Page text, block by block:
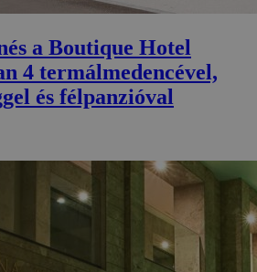
a Boutique Hotel
4 termálmedencével,
és félpanzióval